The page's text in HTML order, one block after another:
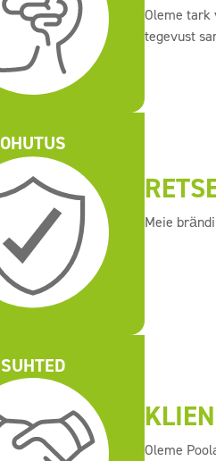
Oleme tark
tegevust
OHUTUS
Meie
SUHTED
Oleme